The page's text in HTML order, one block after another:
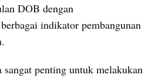
DOB dengan
indikator pembangunan
penting untuk melakukan